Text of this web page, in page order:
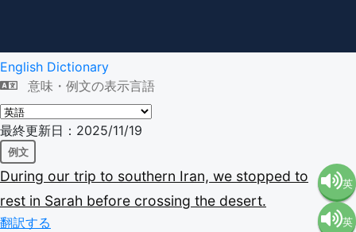
English Dictionary
意味・例文の表示言語
最終更新日：2025/11/19
例文
During our trip to southern Iran, we stopped to
rest in Sarah before crossing the desert.
翻訳する
英
語（米
英